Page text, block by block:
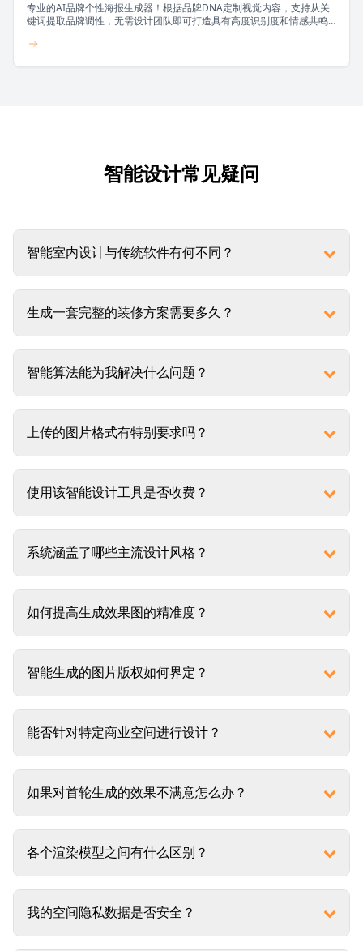
专业的AI品牌个性海报生成器！根据品牌DNA定制视觉内容，支持从关
键词提取品牌调性，无需设计团队即可打造具有高度识别度和情感共鸣
智能设计常见疑问
智能室内设计与传统软件有何不同？
生成一套完整的装修方案需要多久？
智能算法能为我解决什么问题？
上传的图片格式有特别要求吗？
使用该智能设计工具是否收费？
系统涵盖了哪些主流设计风格？
如何提高生成效果图的精准度？
智能生成的图片版权如何界定？
能否针对特定商业空间进行设计？
如果对首轮生成的效果不满意怎么办？
各个渲染模型之间有什么区别？
我的空间隐私数据是否安全？